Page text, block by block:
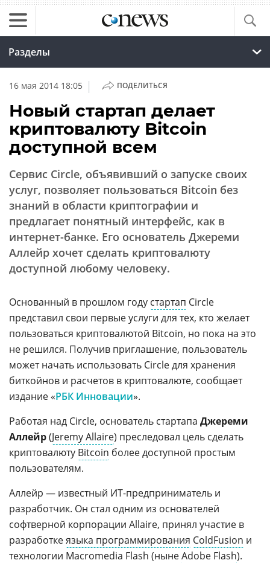
Разделы
16 мая 2014 18:05 | ПОДЕЛИТЬСЯ
Новый стартап делает
криптовалюту Bitcoin
доступной всем
Сервис Circle, объявивший о запуске своих
услуг, позволяет пользоваться Bitcoin без
знаний в области криптографии и
предлагает понятный интерфейс, как в
интернет-банке. Его основатель Джереми
Аллейр хочет сделать криптовалюту
доступной любому человеку.
Основанный в прошлом году стартап Circle
представил свои первые услуги для тех, кто желает
пользоваться криптовалютой Bitcoin, но пока на это
не решился. Получив приглашение, пользователь
может начать использовать Circle для хранения
биткойнов и расчетов в криптовалюте, сообщает
издание «РБК Инновации».
Работая над Circle, основатель стартапа Джереми
Аллейр(Jeremy Allaire) преследовал цель сделать
криптовалюту Bitcoin более доступной простым
пользователям.
Аллейр — известный ИТ-предприниматель и
разработчик. Он стал одним из основателей
софтверной корпорации Allaire, принял участие в
разработкеязыка программирования ColdFusion и
технологии Macromedia Flash (нынеAdobe Flash).